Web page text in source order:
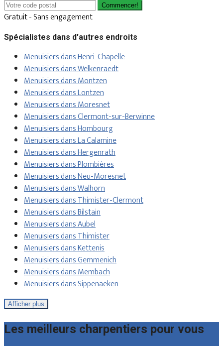
Commencer!
Gratuit - Sans engagement
Spécialistes dans d'autres endroits
Menuisiers dans Henri-Chapelle
Menuisiers dans Welkenraedt
Menuisiers dans Montzen
Menuisiers dans Lontzen
Menuisiers dans Moresnet
Menuisiers dans Clermont-sur-Berwinne
Menuisiers dans Hombourg
Menuisiers dans La Calamine
Menuisiers dans Hergenrath
Menuisiers dans Plombières
Menuisiers dans Neu-Moresnet
Menuisiers dans Walhorn
Menuisiers dans Thimister-Clermont
Menuisiers dans Bilstain
Menuisiers dans Aubel
Menuisiers dans Thimister
Menuisiers dans Kettenis
Menuisiers dans Gemmenich
Menuisiers dans Membach
Menuisiers dans Sippenaeken
Afficher plus
Les meilleurs charpentiers pour vous